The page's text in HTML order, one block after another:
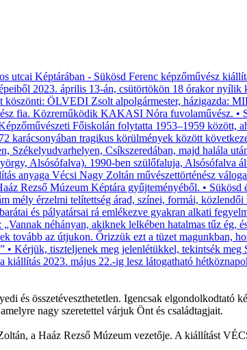
és összetéveszthetetlen. Igencsak
nagy szeretettel várjuk Önt és családtagjait.
a Haáz Rezső Múzeum vezetője. A kiállítást